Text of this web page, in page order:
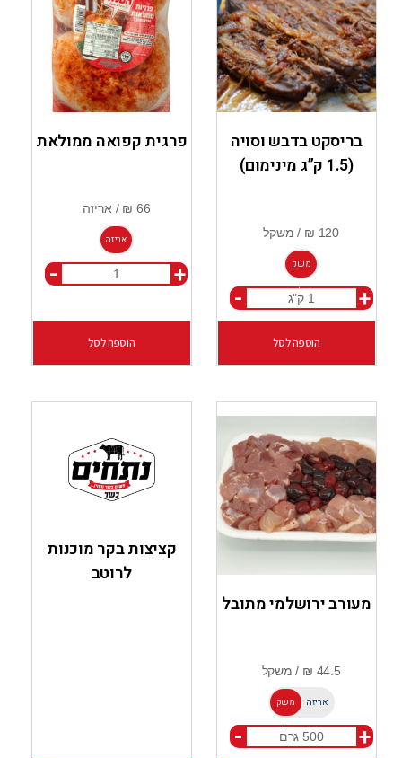
בריסקט בדבש וסויה
(1.5 ק”ג מינימום)
משק
ל +
-
הוספה לסל
פרגית קפואה ממולאת
אריזה
+
-
הוספה לסל
מעורב ירושלמי מתובל
משק
ל
אריזה
+
-
קציצות בקר מוכנות
לרוטב